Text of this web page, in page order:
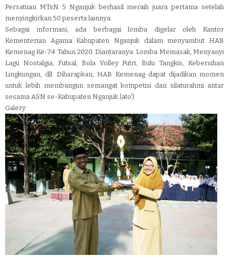
Persatuan MTsN 5 Nganjuk berhasil meraih juara pertama setelah
menyingkirkan 50 peserta lainnya.
Sebagai informasi, ada berbagai lomba digelar oleh Kantor
Kementerian Agama Kabupaten Nganjuk dalam menyambut HAB
Kemenag Ke-74 Tahun 2020. Diantaranya: Lomba Memasak, Menyanyi
Lagu Nostalgia, Futsal, Bola Volley Putri, Bulu Tangkis, Kebersihan
Lingkungan, dll. Diharapkan, HAB Kemenag dapat dijadikan momen
untuk lebih membangun semangat kompetisi dan silaturahmi antar
sesama ASN se-Kabupaten Nganjuk.(ato')
Galery: